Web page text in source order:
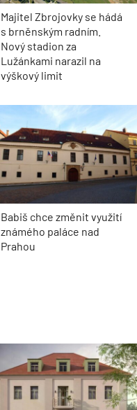
Majitel Zbrojovky se hádá
s brněnským radním.
Nový stadion za
Lužánkami narazil na
výškový limit
Babiš chce změnit využití
známého paláce nad
Prahou